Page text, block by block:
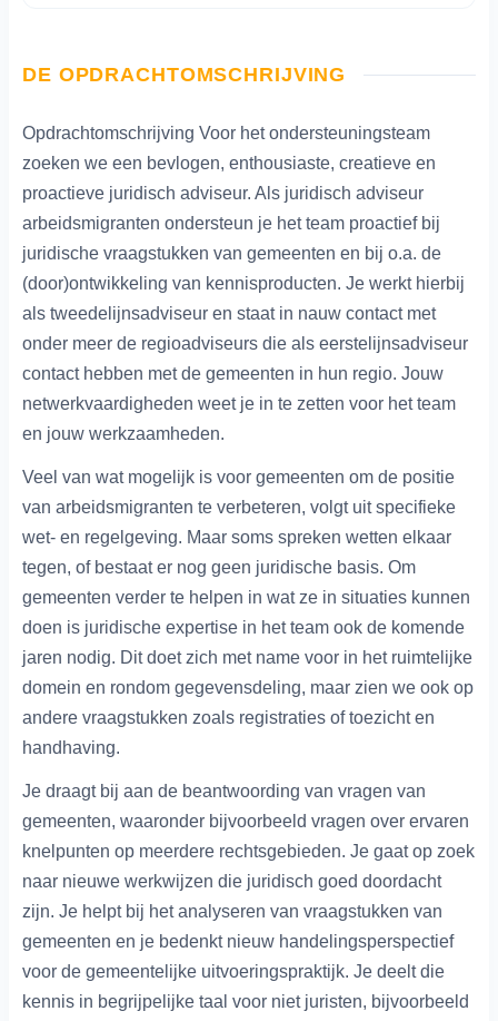
DE OPDRACHTOMSCHRIJVING
Opdrachtomschrijving Voor het ondersteuningsteam
zoeken we een bevlogen, enthousiaste, creatieve en
proactieve juridisch adviseur. Als juridisch adviseur
arbeidsmigranten ondersteun je het team proactief bij
juridische vraagstukken van gemeenten en bij o.a. de
(door)ontwikkeling van kennisproducten. Je werkt hierbij
als tweedelijnsadviseur en staat in nauw contact met
onder meer de regioadviseurs die als eerstelijnsadviseur
contact hebben met de gemeenten in hun regio. Jouw
netwerkvaardigheden weet je in te zetten voor het team
en jouw werkzaamheden.
Veel van wat mogelijk is voor gemeenten om de positie
van arbeidsmigranten te verbeteren, volgt uit specifieke
wet- en regelgeving. Maar soms spreken wetten elkaar
tegen, of bestaat er nog geen juridische basis. Om
gemeenten verder te helpen in wat ze in situaties kunnen
doen is juridische expertise in het team ook de komende
jaren nodig. Dit doet zich met name voor in het ruimtelijke
domein en rondom gegevensdeling, maar zien we ook op
andere vraagstukken zoals registraties of toezicht en
handhaving.
Je draagt bij aan de beantwoording van vragen van
gemeenten, waaronder bijvoorbeeld vragen over ervaren
knelpunten op meerdere rechtsgebieden. Je gaat op zoek
naar nieuwe werkwijzen die juridisch goed doordacht
zijn. Je helpt bij het analyseren van vraagstukken van
gemeenten en je bedenkt nieuw handelingsperspectief
voor de gemeentelijke uitvoeringspraktijk. Je deelt die
kennis in begrijpelijke taal voor niet juristen, bijvoorbeeld